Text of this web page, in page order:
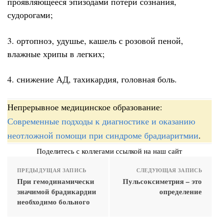
судорогами;
3. ортопноэ, удушье, кашель с розовой пеной,
влажные хрипы в легких;
4. снижение АД, тахикардия, головная боль.
Непрерывное медицинское образование:
Современные подходы к диагностике и оказанию
неотложной помощи при синдроме брадиаритмии.
Поделитесь с коллегами ссылкой на наш сайт
ПРЕДЫДУЩАЯ ЗАПИСЬ
При гемодинамически
значимой брадикардии
необходимо больного
СЛЕДУЮЩАЯ ЗАПИСЬ
Пульсоксиметрия – это
определение